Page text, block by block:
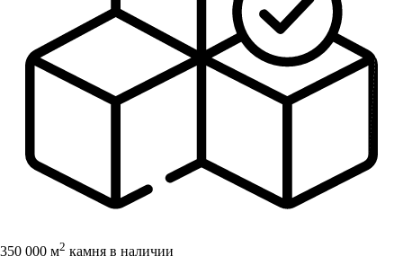
350 000 м2 камня в наличии